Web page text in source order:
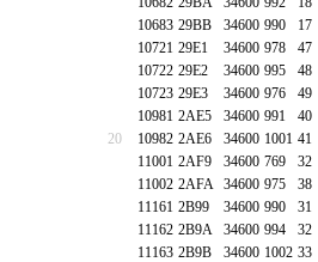
10683 29BB 34600 990 17
10721 29E1 34600 978 47
10722 29E2 34600 995 48
10723 29E3 34600 976 49
10981 2AE5 34600 991 40
20
10982 2AE6 34600 1001 41
11001 2AF9 34600 769 32
11002 2AFA 34600 975 38
11161 2B99 34600 990 31
11162 2B9A 34600 994 32
11163 2B9B 34600 1002 33